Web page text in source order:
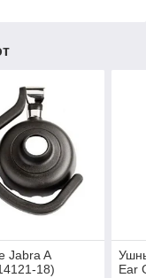
Jabra A
18)
Ear